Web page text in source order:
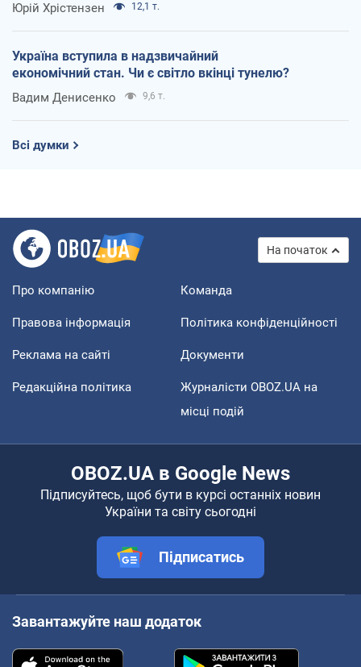
Юрій Хрістензен 12,1 т.
Україна вступила в надзвичайний
економічний стан. Чи є світло вкінці тунелю?
Вадим Денисенко 9,6 т.
Всі думки
На початок
Про компанію Команда
Правова інформація Політика конфіденційності
Реклама на сайті Документи
Редакційна політика
Журналісти OBOZ.UA на
місці подій
OBOZ.UA в Google News
Підписуйтесь, щоб бути в курсі останніх новин
України та світу сьогодні
Підписатись
Завантажуйте наш додаток